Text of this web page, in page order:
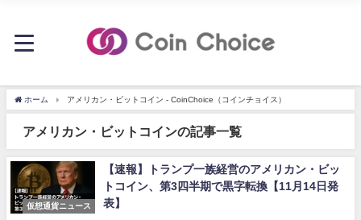
ホーム アメリカン・ビットコイン - CoinChoice（コインチョイス）
アメリカン・ビットコインの記事一覧
仮想通貨ニュース
【速報】トランプ一族経営のアメリカン・ビッ
トコイン、第3四半期で黒字転換【11月14日発
表】